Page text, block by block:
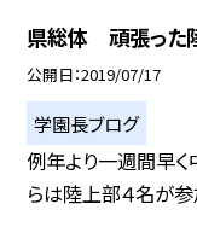
県総体 頑張った
公開日 2019/07/17
学園長ブログ
例年より一週間早
らは陸上部４名が参